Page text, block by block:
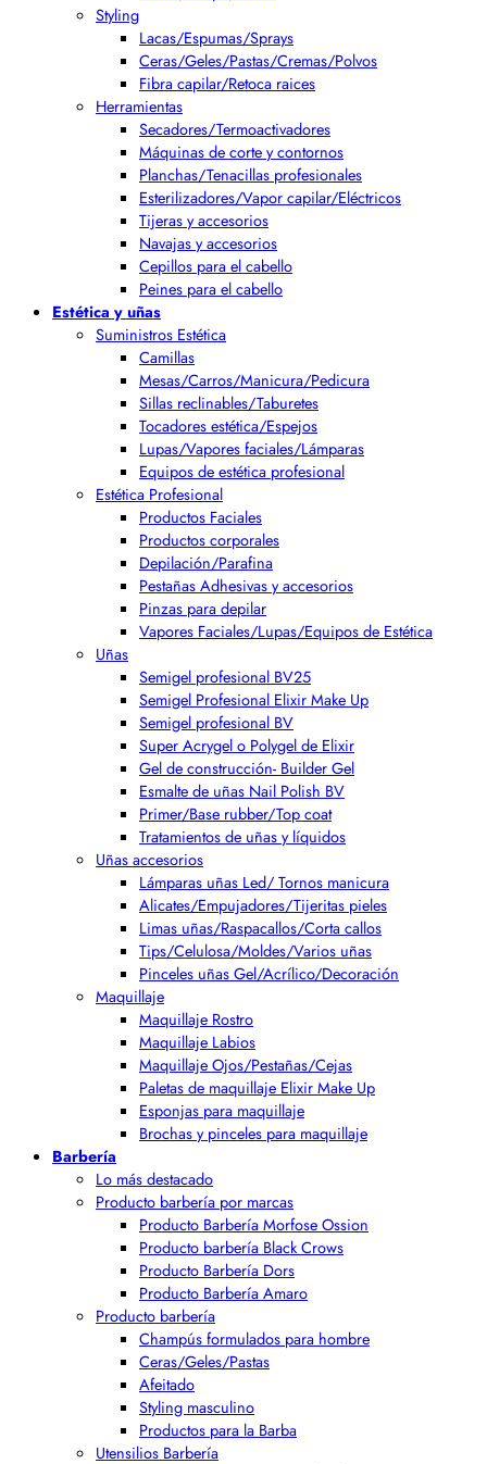
Styling
Lacas/Espumas/Sprays
Ceras/Geles/Pastas/Cremas/Polvos
Fibra capilar/Retoca raices
Herramientas
Secadores/Termoactivadores
Máquinas de corte y contornos
Planchas/Tenacillas profesionales
Esterilizadores/Vapor capilar/Eléctricos
Tijeras y accesorios
Navajas y accesorios
Cepillos para el cabello
Peines para el cabello
Estética y uñas
Suministros Estética
Camillas
Mesas/Carros/Manicura/Pedicura
Sillas reclinables/Taburetes
Tocadores estética/Espejos
Lupas/Vapores faciales/Lámparas
Equipos de estética profesional
Estética Profesional
Productos Faciales
Productos corporales
Depilación/Parafina
Pestañas Adhesivas y accesorios
Pinzas para depilar
Vapores Faciales/Lupas/Equipos de Estética
Uñas
Semigel profesional BV25
Semigel Profesional Elixir Make Up
Semigel profesional BV
Super Acrygel o Polygel de Elixir
Gel de construcción- Builder Gel
Esmalte de uñas Nail Polish BV
Primer/Base rubber/Top coat
Tratamientos de uñas y líquidos
Uñas accesorios
Lámparas uñas Led/ Tornos manicura
Alicates/Empujadores/Tijeritas pieles
Limas uñas/Raspacallos/Corta callos
Tips/Celulosa/Moldes/Varios uñas
Pinceles uñas Gel/Acrílico/Decoración
Maquillaje
Maquillaje Rostro
Maquillaje Labios
Maquillaje Ojos/Pestañas/Cejas
Paletas de maquillaje Elixir Make Up
Esponjas para maquillaje
Brochas y pinceles para maquillaje
Barbería
Lo más destacado
Producto barbería por marcas
Producto Barbería Morfose Ossion
Producto barbería Black Crows
Producto Barbería Dors
Producto Barbería Amaro
Producto barbería
Champús formulados para hombre
Ceras/Geles/Pastas
Afeitado
Styling masculino
Productos para la Barba
Utensilios Barbería